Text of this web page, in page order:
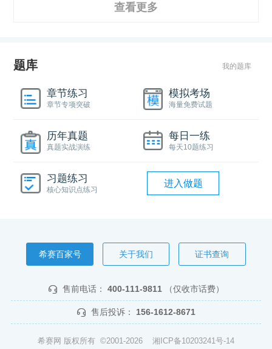
查看更多
题库 我的题库
章节练习
章节专项突破
模拟考场
海量免费试题
历年真题
真题实战演练
每日一练
每天10题练习
习题练习
核心知识点练习
进入做题
希赛百家号 关于我们 证书查询
售前电话： 400-111-9811 （仅收市话费）
售后投诉： 156-1612-8671
希赛网 版权所有 ©2001-2026 湘ICP备10203241号-14